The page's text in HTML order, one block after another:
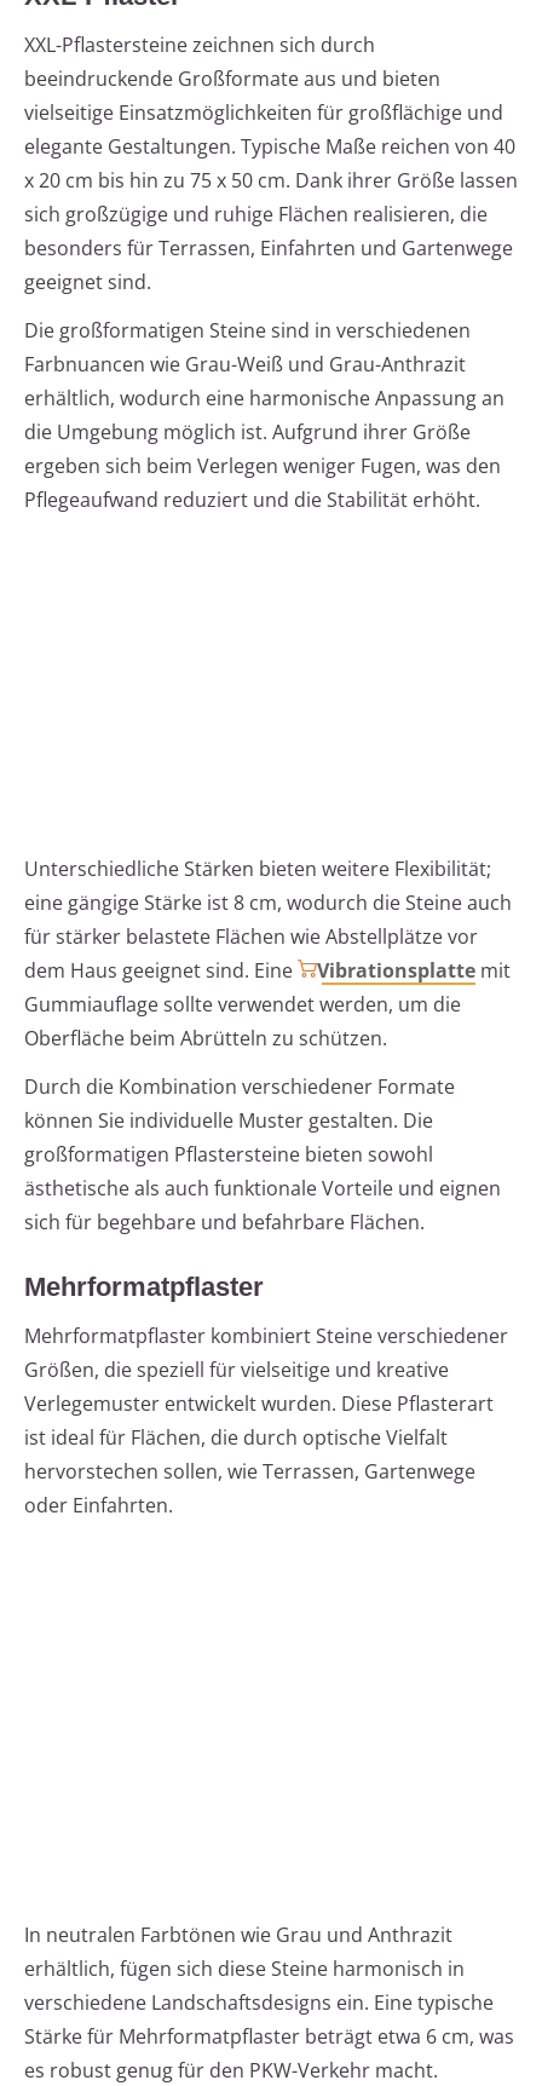
XXL-Pflastersteine zeichnen sich durch
beeindruckende Großformate aus und bieten
vielseitige Einsatzmöglichkeiten für großflächige und
elegante Gestaltungen. Typische Maße reichen von 40
x 20 cm bis hin zu 75 x 50 cm. Dank ihrer Größe lassen
sich großzügige und ruhige Flächen realisieren, die
besonders für Terrassen, Einfahrten und Gartenwege
geeignet sind.
Die großformatigen Steine sind in verschiedenen
Farbnuancen wie Grau-Weiß und Grau-Anthrazit
erhältlich, wodurch eine harmonische Anpassung an
die Umgebung möglich ist. Aufgrund ihrer Größe
ergeben sich beim Verlegen weniger Fugen, was den
Pflegeaufwand reduziert und die Stabilität erhöht.
Unterschiedliche Stärken bieten weitere Flexibilität;
eine gängige Stärke ist 8 cm, wodurch die Steine auch
für stärker belastete Flächen wie Abstellplätze vor
dem Haus geeignet sind. Eine
Vibrationsplatte mit
Gummiauflage sollte verwendet werden, um die
Oberfläche beim Abrütteln zu schützen.
Durch die Kombination verschiedener Formate
können Sie individuelle Muster gestalten. Die
großformatigen Pflastersteine bieten sowohl
ästhetische als auch funktionale Vorteile und eignen
sich für begehbare und befahrbare Flächen.
Mehrformatpflaster
Mehrformatpflaster kombiniert Steine verschiedener
Größen, die speziell für vielseitige und kreative
Verlegemuster entwickelt wurden. Diese Pflasterart
ist ideal für Flächen, die durch optische Vielfalt
hervorstechen sollen, wie Terrassen, Gartenwege
oder Einfahrten.
In neutralen Farbtönen wie Grau und Anthrazit
erhältlich, fügen sich diese Steine harmonisch in
verschiedene Landschaftsdesigns ein. Eine typische
Stärke für Mehrformatpflaster beträgt etwa 6 cm, was
es robust genug für den PKW-Verkehr macht.